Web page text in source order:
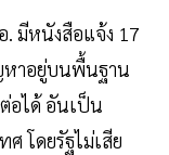
มีหนังสือแจ้ง 17
หาอยู่บนพื้นฐาน
อได้ อันเป็น
โดยรัฐไม่เสีย